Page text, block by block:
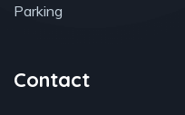
Parking
Contact